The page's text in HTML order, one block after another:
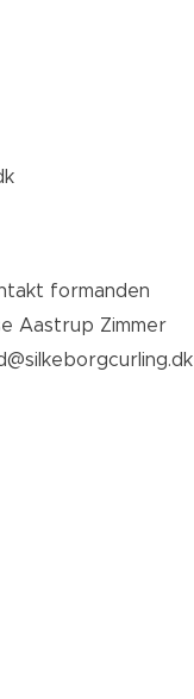
formanden
Aastrup Zimmer